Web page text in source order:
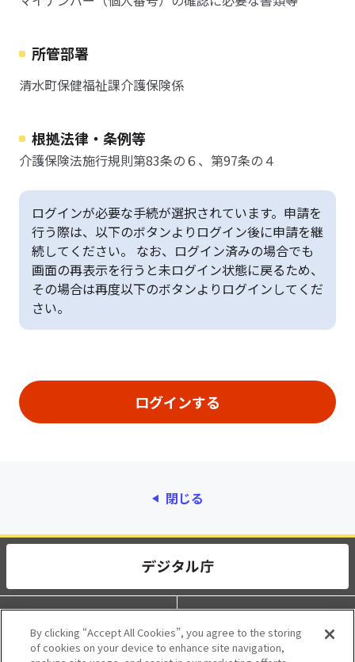
所管部署
清水町保健福祉課介護保険係
根拠法律・条例等
介護保険法施行規則第83条の６、第97条の４
ログインが必要な手続が選択されています。申請を
行う際は、以下のボタンよりログイン後に申請を継
続してください。 なお、ログイン済みの場合でも
画面の再表示を行うと未ログイン状態に戻るため、
その場合は再度以下のボタンよりログインしてくだ
さい。
閉じる
動作環境 個人情報保護
利用規約 アクセシビリティ
By clicking “Accept All Cookies”, you agree to the storing
of cookies on your device to enhance site navigation,